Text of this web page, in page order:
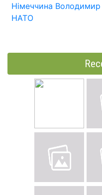
Німеччина Володимир
НАТО